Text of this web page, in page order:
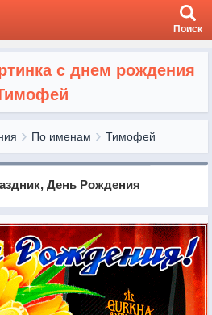
Поиск
с днем рождения
По именам Тимофей
День Рождения